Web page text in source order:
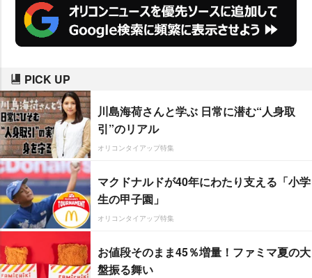
PICK UP
川島海荷さんと学ぶ 日常に潜む“人身取
引”のリアル
オリコンタイアップ特集
マクドナルドが40年にわたり支える「小学
生の甲子園」
オリコンタイアップ特集
お値段そのまま45％増量！ファミマ夏の大
盤振る舞い